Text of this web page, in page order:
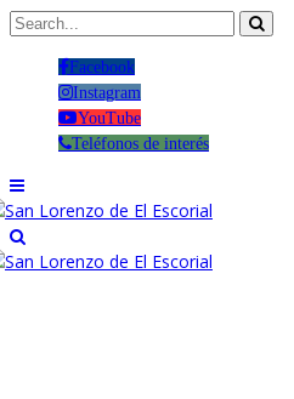
Facebook
Instagram
YouTube
Teléfonos de interés